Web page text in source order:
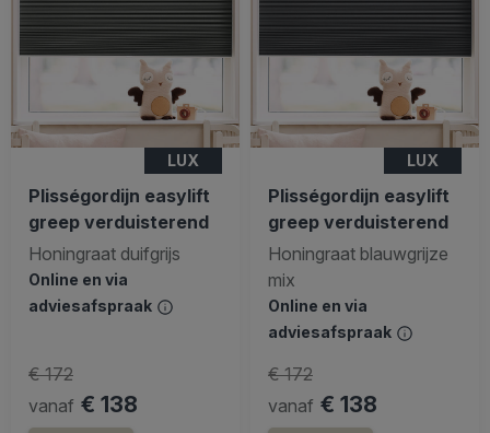
LUX
Plisségordijn easylift
greep verduisterend
Honingraat duifgrijs
Online en via
adviesafspraak
vanaf € 138
€ 172
LUX
Plisségordijn easylift
greep verduisterend
Honingraat blauwgrijze
mix
Online en via
adviesafspraak
vanaf € 138
€ 172